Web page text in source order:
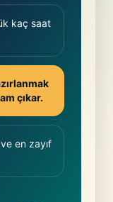
kaç saat
çıkar.
en zayıf